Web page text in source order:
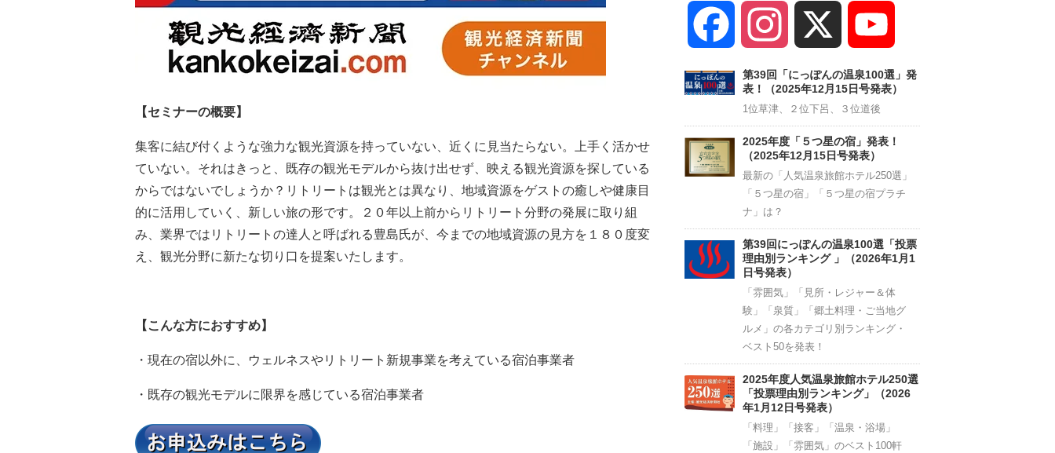
【セミナーの概要】
集客に結び付くような強力な観光資源を持っていない、近くに見当たらない。上手く活かせ
ていない。それはきっと、既存の観光モデルから抜け出せず、映える観光資源を探している
からではないでしょうか？リトリートは観光とは異なり、地域資源をゲストの癒しや健康目
的に活用していく、新しい旅の形です。２０年以上前からリトリート分野の発展に取り組
み、業界ではリトリートの達人と呼ばれる豊島氏が、今までの地域資源の見方を１８０度変
え、観光分野に新たな切り口を提案いたします。
【こんな方におすすめ】
・現在の宿以外に、ウェルネスやリトリート新規事業を考えている宿泊事業者
・既存の観光モデルに限界を感じている宿泊事業者
Facebook Instagram
Channel
第39回「にっぽんの温泉100選」発
表！（2025年12月15日号発表）
1位草津、２位下呂、３位道後
2025年度「５つ星の宿」発表！
（2025年12月15日号発表）
最新の「人気温泉旅館ホテル250選」
「５つ星の宿」「５つ星の宿プラチ
ナ」は？
第39回にっぽんの温泉100選「投票
理由別ランキング 」（2026年1月1
日号発表）
「雰囲気」「見所・レジャー＆体
験」「泉質」「郷土料理・ご当地グ
ルメ」の各カテゴリ別ランキング・
ベスト50を発表！
2025年度人気温泉旅館ホテル250選
「投票理由別ランキング」（2026
年1月12日号発表）
「料理」「接客」「温泉・浴場」
「施設」「雰囲気」のベスト100軒